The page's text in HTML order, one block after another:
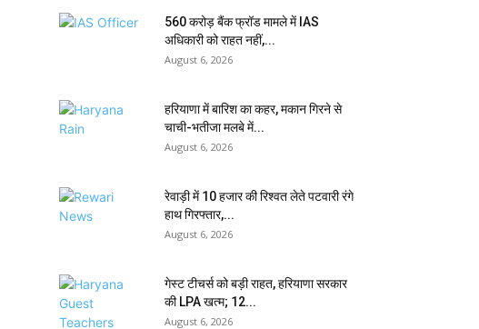
₹560 करोड़ बैंक फ्रॉड मामले में IAS
अधिकारी को राहत नहीं,...
August 6, 2026
हरियाणा में बारिश का कहर, मकान गिरने से
चाची-भतीजा मलबे में...
August 6, 2026
रेवाड़ी में 10 हजार की रिश्वत लेते पटवारी रंगे
हाथ गिरफ्तार,...
August 6, 2026
गेस्ट टीचर्स को बड़ी राहत, हरियाणा सरकार
की LPA खत्म; 12...
August 6, 2026